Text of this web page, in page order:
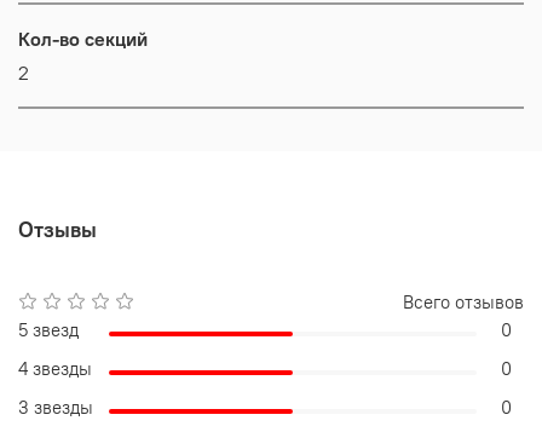
Кол-во секций
2
Отзывы
Всего отзывов
5 звезд
0
4 звезды
0
3 звезды
0